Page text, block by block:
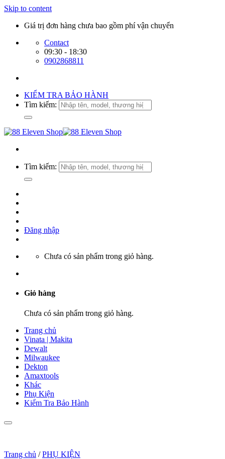
Skip to content
Giá trị đơn hàng chưa bao gồm phí vận chuyển
Contact
09:30 - 18:30
0902868811
KIỂM TRA BẢO HÀNH
Tìm kiếm:
Tìm kiếm:
Đăng nhập
Chưa có sản phẩm trong giỏ hàng.
Giỏ hàng
Chưa có sản phẩm trong giỏ hàng.
Trang chủ
Vinata | Makita
Dewalt
Milwaukee
Dekton
Amaxtools
Khác
Phụ Kiện
Kiểm Tra Bảo Hành
Trang chủ / PHỤ KIỆN